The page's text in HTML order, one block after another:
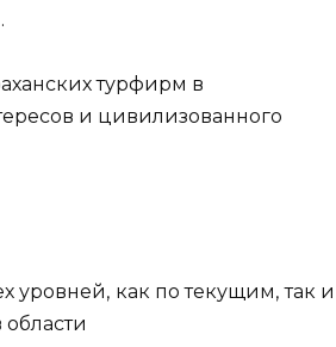
турфирм в
и цивилизованного
уровней, как по текущим, так и